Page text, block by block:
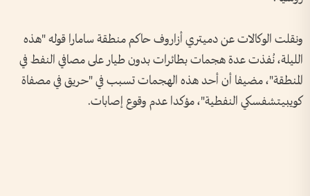
ونقلت الوكالات عن دميتري أزاروف حاكم منطقة سامارا قوله "هذه
الليلة، نُفذت عدة هجمات بطائرات بدون طيار على مصافي النفط في
المنطقة"، مضيفا أن أحد هذه الهجمات تسبب في "حريق في مصفاة
كويبيتشفسكي النفطية"، مؤكدا عدم وقوع إصابات.